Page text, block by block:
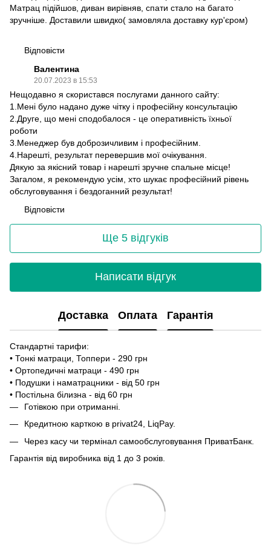
Матрац підійшов, диван вирівняв, спати стало на багато
зручніше. Доставили швидко( замовляла доставку кур'єром)
Відповісти
Валентина
20.07.2023 в 15:53
Нещодавно я скористався послугами данного сайту:
1.Мені було надано дуже чітку і професійну консультацію
2.Друге, що мені сподобалося - це оперативність їхньої
роботи
3.Менеджер був доброзичливим і професійним.
4.Нарешті, результат перевершив мої очікування.
Дякую за якісний товар і нарешті зручне спальне місце!
Загалом, я рекомендую усім, хто шукає професійний рівень
обслуговування і бездоганний результат!
Відповісти
Ще 5 відгуків
Написати відгук
Доставка Оплата Гарантія
Стандартні тарифи:
• Тонкі матраци, Топпери - 290 грн
• Ортопедичні матраци - 490 грн
• Подушки і наматрацники - від 50 грн
• Постільна білизна - від 60 грн
Готівкою при отриманні.
Кредитною карткою в privat24, LiqPay.
Через касу чи термінал самообслуговування ПриватБанк.
Гарантія від виробника від 1 до 3 років.